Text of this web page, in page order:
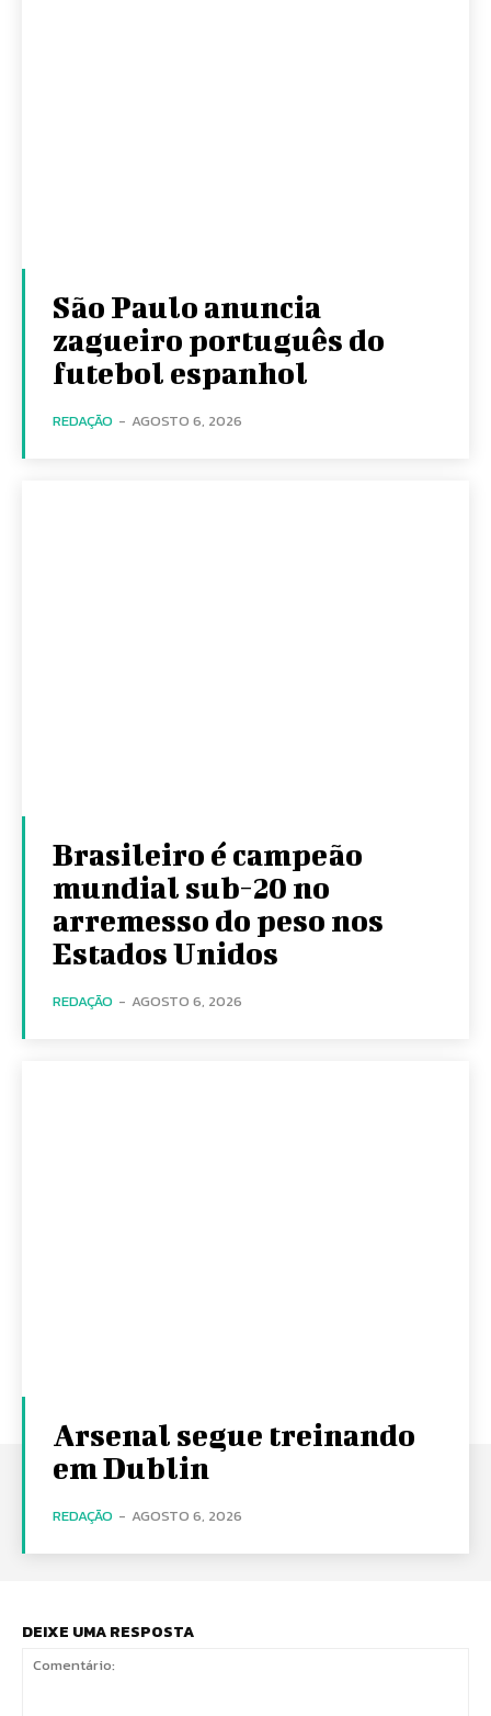
São Paulo anuncia
zagueiro português do
futebol espanhol
REDAÇÃO - AGOSTO 6, 2026
Brasileiro é campeão
mundial sub-20 no
arremesso do peso nos
Estados Unidos
REDAÇÃO - AGOSTO 6, 2026
Arsenal segue treinando
em Dublin
REDAÇÃO - AGOSTO 6, 2026
DEIXE UMA RESPOSTA